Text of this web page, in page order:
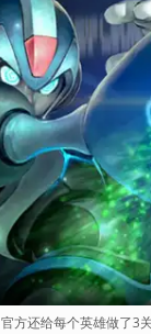
官方还给每个英雄做了3